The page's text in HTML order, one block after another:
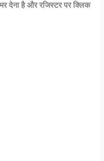
देना है और रजिस्टर पर क्लिक